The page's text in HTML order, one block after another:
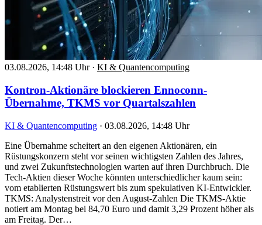
03.08.2026, 14:48 Uhr · KI & Quantencomputing
Kontron-Aktionäre blockieren Ennoconn-
Übernahme, TKMS vor Quartalszahlen
KI & Quantencomputing · 03.08.2026, 14:48 Uhr
Eine Übernahme scheitert an den eigenen Aktionären, ein
Rüstungskonzern steht vor seinen wichtigsten Zahlen des Jahres,
und zwei Zukunftstechnologien warten auf ihren Durchbruch. Die
Tech-Aktien dieser Woche könnten unterschiedlicher kaum sein:
vom etablierten Rüstungswert bis zum spekulativen KI-Entwickler.
TKMS: Analystenstreit vor den August-Zahlen Die TKMS-Aktie
notiert am Montag bei 84,70 Euro und damit 3,29 Prozent höher als
am Freitag. Der…